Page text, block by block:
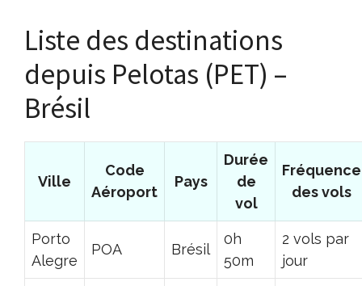
Liste des destinations
depuis Pelotas (PET) –
Brésil
Ville
Code
Aéroport
Pays
Durée
de
vol
Fréquence
des vols
Porto
Alegre
POA Brésil
0h
50m
2 vols par
jour